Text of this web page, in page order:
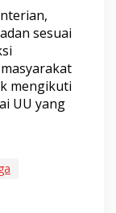
sesuai
mengikuti
UU yang